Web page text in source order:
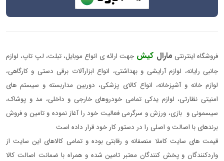
فروشگاه اینترنتی مارال کیش جهت ارائه ی انواع موبایل، تبلت، لپ تاپ، لوازم
جانبی رایانه، لوازم آرایشی و بهداشتی، انواع ابزارآلات برقی دستی و کارگاهی،
لوازم خانه و آشپزخانه، انواع کالای پزشکی، دوربین مداربسته و سیستم های
امنیتی نظارتی، لوازم یدکی تمامی خودروهای خارجی و داخلی، مد و پوشاک،
سیسمونی و بازی، ورزش و سرگرمی فعالیت خود را آغاز نموده و تامین و فروش
برندهای با اصالت و اصلی را در دستور کار خود قرار داده است
قیمت های سایت کاملا منصفانه و رقابتی بوده و تمامی کالاهای این سایت از
واردکنندگان و پخش کنندگان معتبر تامین شده و همراه با ضمانت اصالت کالا